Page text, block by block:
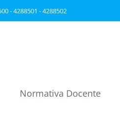
- 4288501 - 4288502
Normativa Docente